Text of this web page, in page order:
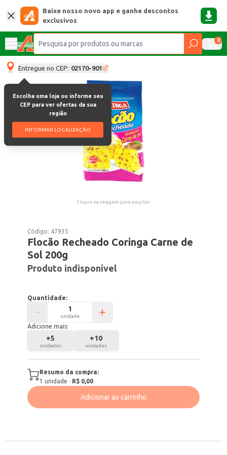
Baixe nosso novo app e ganhe descontos
exclusivos
0
Entregue no CEP: 02170-901
Escolha uma loja ou informe seu
CEP para ver ofertas da sua
região
INFORMAR LOCALIZAÇÃO
Clique na imagem para ampliar.
Código: 47935
Flocão Recheado Coringa Carne de
Sol 200g
Produto indisponível
Quantidade:
unidade
Adicione mais:
+5
unidades
+10
unidades
Resumo da compra:
1 unidade · R$ 0,00
Adicionar ao carrinho